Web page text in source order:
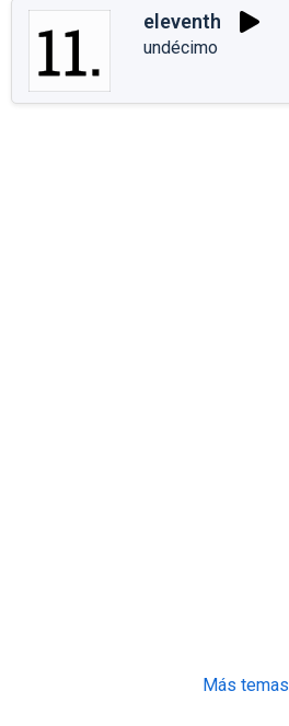
eleventh
undécimo
Más temas